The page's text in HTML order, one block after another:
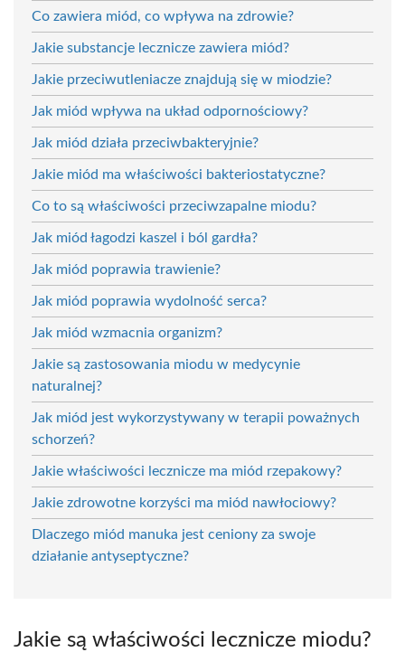
Co zawiera miód, co wpływa na zdrowie?
Jakie substancje lecznicze zawiera miód?
Jakie przeciwutleniacze znajdują się w miodzie?
Jak miód wpływa na układ odpornościowy?
Jak miód działa przeciwbakteryjnie?
Jakie miód ma właściwości bakteriostatyczne?
Co to są właściwości przeciwzapalne miodu?
Jak miód łagodzi kaszel i ból gardła?
Jak miód poprawia trawienie?
Jak miód poprawia wydolność serca?
Jak miód wzmacnia organizm?
Jakie są zastosowania miodu w medycynie
naturalnej?
Jak miód jest wykorzystywany w terapii poważnych
schorzeń?
Jakie właściwości lecznicze ma miód rzepakowy?
Jakie zdrowotne korzyści ma miód nawłociowy?
Dlaczego miód manuka jest ceniony za swoje
działanie antyseptyczne?
Jakie są właściwości lecznicze miodu?